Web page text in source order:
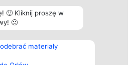
🙂 Kliknij proszę w
🙂
materiały
Plebiscyt
Laureaci
wszystkich
Kontakt
Kontakt